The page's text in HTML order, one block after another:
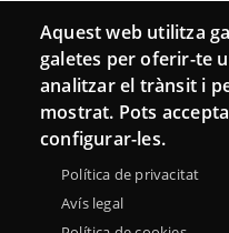
Aquest web utilitza
galetes per oferir-te
analitzar el trànsit i
mostrat. Pots
configurar-les.
Política de privacitat
Avís legal